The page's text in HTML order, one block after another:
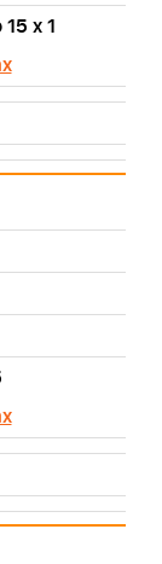
х 1